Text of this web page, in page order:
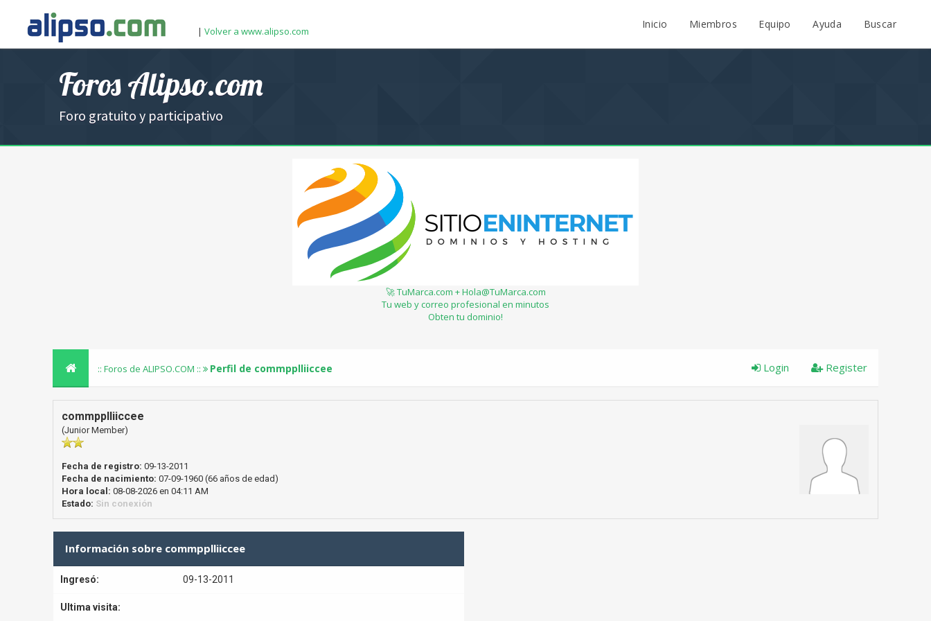
| Volver a www.alipso.com
Inicio Miembros Equipo Ayuda Buscar
Foros Alipso.com
Foro gratuito y participativo
🚀 TuMarca.com + Hola@TuMarca.com
Tu web y correo profesional en minutos
Obten tu dominio!
:: Foros de ALIPSO.COM :: Perfil de commpplliiccee Register
Login
commpplliiccee
(Junior Member)
Fecha de registro: 09-13-2011
Fecha de nacimiento: 07-09-1960 (66 años de edad)
Hora local: 08-08-2026 en 04:11 AM
Estado: Sin conexión
Información sobre commpplliiccee
Ingresó: 09-13-2011
Ultima visita: